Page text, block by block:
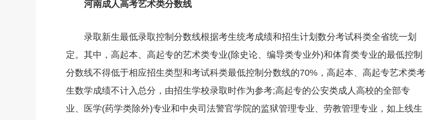
河南成人高考艺术类分数线
录取新生最低录取控制分数线根据考生统考成绩和招生计划数分考试科类全省统一划
定。其中，高起本、高起专的艺术类专业(除史论、编导类专业外)和体育类专业的最低控制
分数线不得低于相应招生类型和考试科类最低控制分数线的70%，高起本、高起专艺术类考
生数学成绩不计入总分，由招生学校录取时作为参考;高起专的公安类成人高校的全部专
业、医学(药学类除外)专业和中央司法警官学院的监狱管理专业、劳教管理专业，如上线生